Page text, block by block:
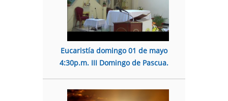
Eucaristía domingo 01 de mayo
4:30p.m. III Domingo de Pascua.